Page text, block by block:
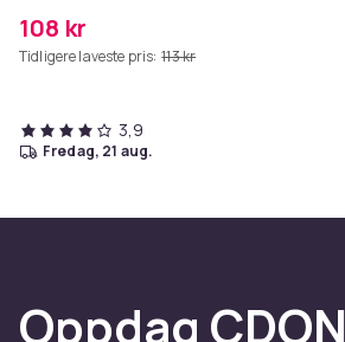
108 kr
Tidligere laveste pris: 113 kr
3,9
fredag, 21 aug.
Oppdag CDON